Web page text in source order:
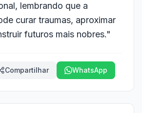
lembrando que a
curar traumas, aproximar
futuros mais nobres."
Compartilhar WhatsApp